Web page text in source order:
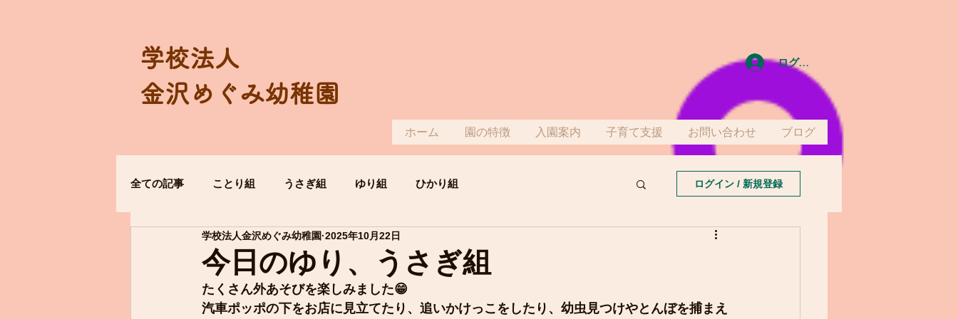
学校法人
金沢めぐみ幼稚園
ログイン
ホーム 園の特徴 入園案内 子育て支援 お問い合わせ ブログ
全ての記事 ことり組 うさぎ組 ゆり組 ひかり組 ログイン / 新規登録
今日のゆり、うさぎ組
学校法人金沢めぐみ幼稚園 2025年10月22日
たくさん外あそびを楽しみました😁
汽車ポッポの下をお店に見立てたり、追いかけっこをしたり、幼虫見つけやとんぼを捕まえ